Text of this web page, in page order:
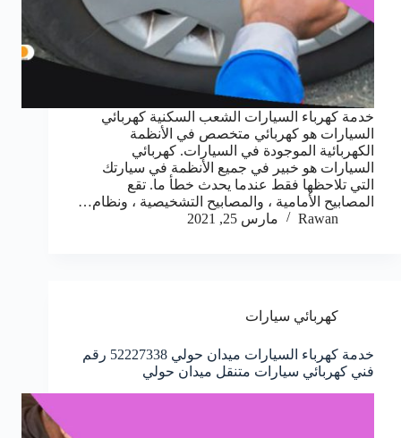
خدمة كهرباء السيارات الشعب السكنية كهربائي
السيارات هو كهربائي متخصص في الأنظمة
الكهربائية الموجودة في السيارات. كهربائي
السيارات هو خبير في جميع الأنظمة في سيارتك
التي تلاحظها فقط عندما يحدث خطأ ما. تقع
المصابيح الأمامية ، والمصابيح التشخيصية ، ونظام…
Rawan
مارس 25, 2021
كهربائي سيارات
خدمة كهرباء السيارات ميدان حولي 52227338 رقم
فني كهربائي سيارات متنقل ميدان حولي